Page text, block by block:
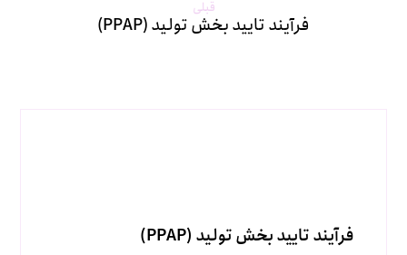
قبلی
فرآیند تایید بخش تولید (PPAP)
فرآیند تایید بخش تولید (PPAP)